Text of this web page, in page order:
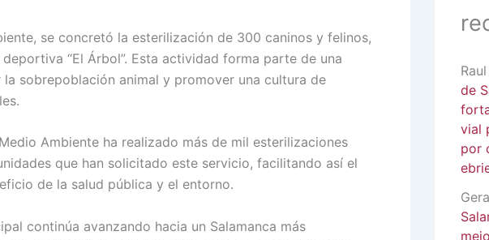
se concretó la esterilización de 300 caninos y felinos,
“El Árbol”. Esta actividad forma parte de una
sobrepoblación animal y promover una cultura de
Ambiente ha realizado más de mil esterilizaciones
que han solicitado este servicio, facilitando así el
de la salud pública y el entorno.
continúa avanzando hacia un Salamanca más
de
vial
por